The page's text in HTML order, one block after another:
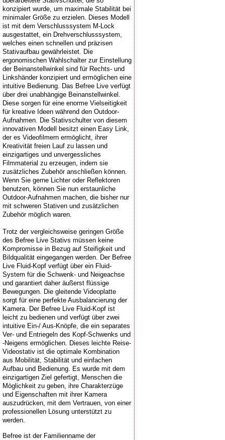
konzipiert wurde, um maximale Stabilität bei
minimaler Größe zu erzielen. Dieses Modell
ist mit dem Verschlusssystem M-Lock
ausgestattet, ein Drehverschlusssystem,
welches einen schnellen und präzisen
Stativaufbau gewährleistet. Die
ergonomischen Wahlschalter zur Einstellung
der Beinanstellwinkel sind für Rechts- und
Linkshänder konzipiert und ermöglichen eine
intuitive Bedienung. Das Befree Live verfügt
über drei unabhängige Beinanstellwinkel.
Diese sorgen für eine enorme Vielseitigkeit
für kreative Ideen während den Outdoor-
Aufnahmen. Die Stativschulter von diesem
innovativen Modell besitzt einen Easy Link,
der es Videofilmern ermöglicht, ihrer
Kreativität freien Lauf zu lassen und
einzigartiges und unvergessliches
Filmmaterial zu erzeugen, indem sie
zusätzliches Zubehör anschließen können.
Wenn Sie gerne Lichter oder Reflektoren
benutzen, können Sie nun erstaunliche
Outdoor-Aufnahmen machen, die bisher nur
mit schweren Stativen und zusätzlichen
Zubehör möglich waren.
Trotz der vergleichsweise geringen Größe
des Befree Live Stativs müssen keine
Kompromisse in Bezug auf Steifigkeit und
Bildqualität eingegangen werden. Der Befree
Live Fluid-Kopf verfügt über ein Fluid-
System für die Schwenk- und Neigeachse
und garantiert daher äußerst flüssige
Bewegungen. Die gleitende Videoplatte
sorgt für eine perfekte Ausbalancierung der
Kamera. Der Befree Live Fluid-Kopf ist
leicht zu bedienen und verfügt über zwei
intuitive Ein-/ Aus-Knöpfe, die ein separates
Ver- und Entriegeln des Kopf-Schwenks und
-Neigens ermöglichen. Dieses leichte Reise-
Videostativ ist die optimale Kombination
aus Mobilität, Stabilität und einfachen
Aufbau und Bedienung. Es wurde mit dem
einzigartigen Ziel gefertigt, Menschen die
Möglichkeit zu geben, ihre Charakterzüge
und Eigenschaften mit ihrer Kamera
auszudrücken, mit dem Vertrauen, von einer
professionellen Lösung unterstützt zu
werden.
Befree ist der Familienname der